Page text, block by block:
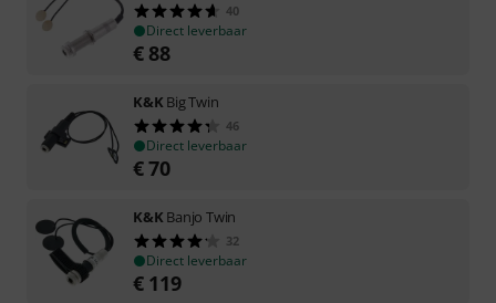
40
Direct leverbaar
€ 88
K&K Big Twin
46
Direct leverbaar
€70
K&K Banjo Twin
32
Direct leverbaar
€ 119